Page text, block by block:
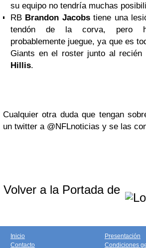
su equipo no tendría muchas
RB Brandon Jacobstiene una
tendón de la corva, pero
probablemente juegue, ya que es
Giants en el roster junto al recién
Hillis.
Cualquier otra duda que tengan
un twitter a @NFLnoticias y se las
Volver a la Portada de
Inicio
Contacto
Presentación
Condiciones